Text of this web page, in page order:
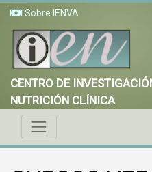
Sobre IENVA
CENTRO DE
NUTRICIÓN CLÍNICA